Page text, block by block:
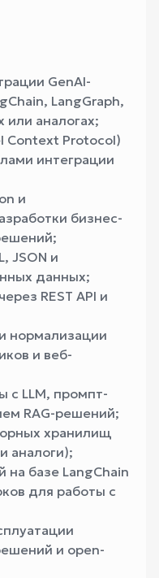
GenAI-
LangGraph,
или аналогах;
Context Protocol)
интеграции
и
бизнес-
JSON и
данных;
REST API и
нормализации
и веб-
с LLM, промпт-
RAG-решений;
хранилищ
аналоги);
базе LangChain
для работы с
и open-